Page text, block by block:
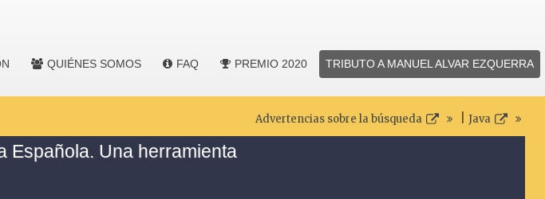
QUIÉNES SOMOS FAQ PREMIO 2020 TRIBUTO A MANUEL ALVAR EZQUERRA
Advertencias sobre la búsqueda Java
Española. Una herramienta